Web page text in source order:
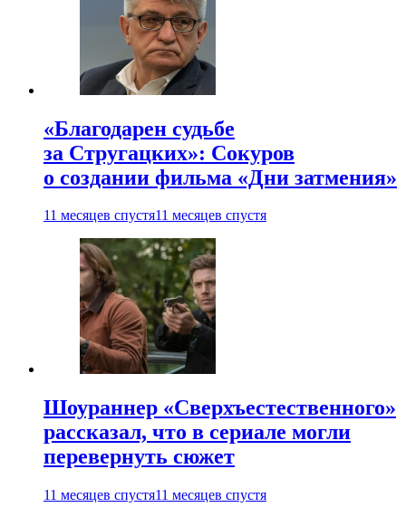
«Благодарен судьбе
за Стругацких»: Сокуров
о создании фильма «Дни затмения»
11 месяцев спустя11 месяцев спустя
Шоураннер «Сверхъестественного»
рассказал, что в сериале могли
перевернуть сюжет
11 месяцев спустя11 месяцев спустя